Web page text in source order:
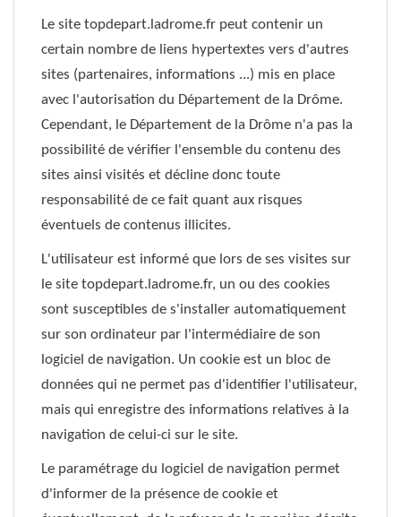
Le site topdepart.ladrome.fr peut contenir un
certain nombre de liens hypertextes vers d'autres
sites (partenaires, informations ...) mis en place
avec l'autorisation du Département de la Drôme.
Cependant, le Département de la Drôme n'a pas la
possibilité de vérifier l'ensemble du contenu des
sites ainsi visités et décline donc toute
responsabilité de ce fait quant aux risques
éventuels de contenus illicites.
L'utilisateur est informé que lors de ses visites sur
le site topdepart.ladrome.fr, un ou des cookies
sont susceptibles de s'installer automatiquement
sur son ordinateur par l'intermédiaire de son
logiciel de navigation. Un cookie est un bloc de
données qui ne permet pas d'identifier l'utilisateur,
mais qui enregistre des informations relatives à la
navigation de celui-ci sur le site.
Le paramétrage du logiciel de navigation permet
d'informer de la présence de cookie et